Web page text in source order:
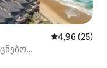
საშუალო
4,96 (25)
გასასვლელით